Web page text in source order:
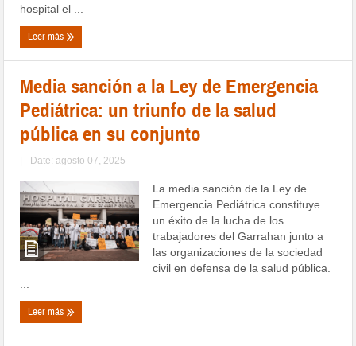
hospital el ...
Leer más
Media sanción a la Ley de Emergencia
Pediátrica: un triunfo de la salud
pública en su conjunto
| Date: agosto 07, 2025
La media sanción de la Ley de
Emergencia Pediátrica constituye
un éxito de la lucha de los
trabajadores del Garrahan junto a
las organizaciones de la sociedad
civil en defensa de la salud pública.
Leer más